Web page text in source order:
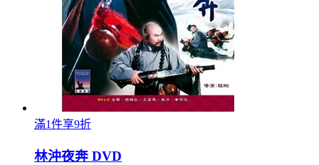
滿1件享9折
林沖夜奔 DVD